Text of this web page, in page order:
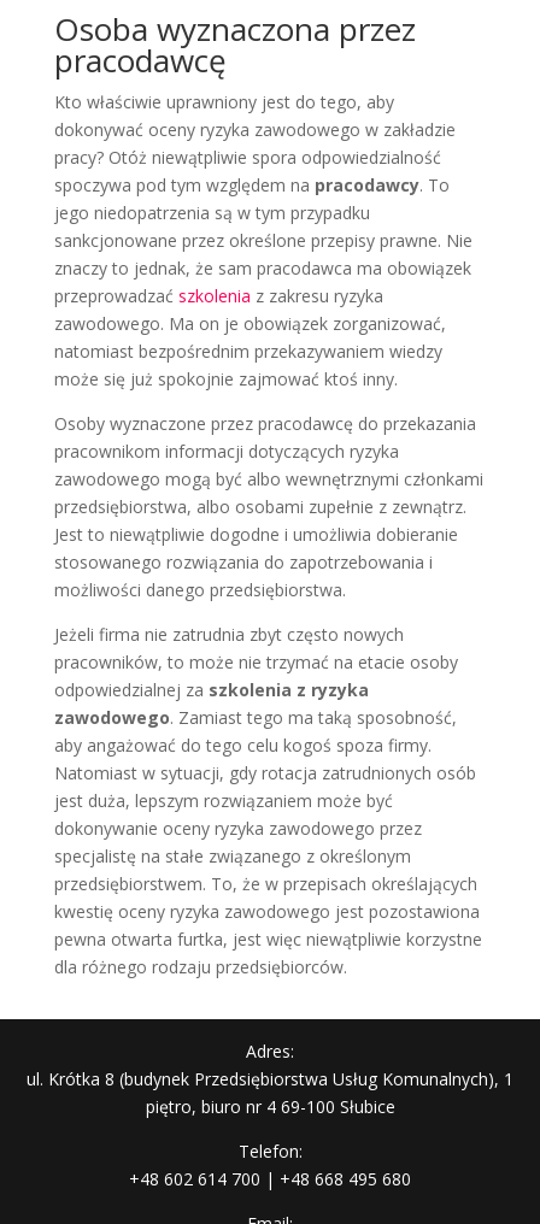
Osoba wyznaczona przez
pracodawcę
Kto właściwie uprawniony jest do tego, aby
dokonywać oceny ryzyka zawodowego w zakładzie
pracy? Otóż niewątpliwie spora odpowiedzialność
spoczywa pod tym względem na pracodawcy. To
jego niedopatrzenia są w tym przypadku
sankcjonowane przez określone przepisy prawne. Nie
znaczy to jednak, że sam pracodawca ma obowiązek
przeprowadzać szkolenia z zakresu ryzyka
zawodowego. Ma on je obowiązek zorganizować,
natomiast bezpośrednim przekazywaniem wiedzy
może się już spokojnie zajmować ktoś inny.
Osoby wyznaczone przez pracodawcę do przekazania
pracownikom informacji dotyczących ryzyka
zawodowego mogą być albo wewnętrznymi członkami
przedsiębiorstwa, albo osobami zupełnie z zewnątrz.
Jest to niewątpliwie dogodne i umożliwia dobieranie
stosowanego rozwiązania do zapotrzebowania i
możliwości danego przedsiębiorstwa.
Jeżeli firma nie zatrudnia zbyt często nowych
pracowników, to może nie trzymać na etacie osoby
odpowiedzialnej za szkolenia z ryzyka
zawodowego. Zamiast tego ma taką sposobność,
aby angażować do tego celu kogoś spoza firmy.
Natomiast w sytuacji, gdy rotacja zatrudnionych osób
jest duża, lepszym rozwiązaniem może być
dokonywanie oceny ryzyka zawodowego przez
specjalistę na stałe związanego z określonym
przedsiębiorstwem. To, że w przepisach określających
kwestię oceny ryzyka zawodowego jest pozostawiona
pewna otwarta furtka, jest więc niewątpliwie korzystne
dla różnego rodzaju przedsiębiorców.
Adres:
ul. Krótka 8 (budynek Przedsiębiorstwa Usług Komunalnych), 1
piętro, biuro nr 4 69-100 Słubice
Telefon:
+48 602 614 700 | +48 668 495 680